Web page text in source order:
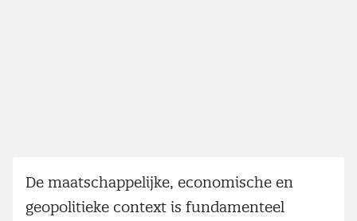
De maatschappelijke, economische en
geopolitieke context is fundamenteel